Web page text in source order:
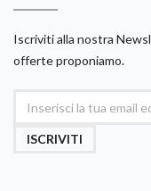
Iscriviti alla nostra
offerte proponiamo.
ISCRIVITI